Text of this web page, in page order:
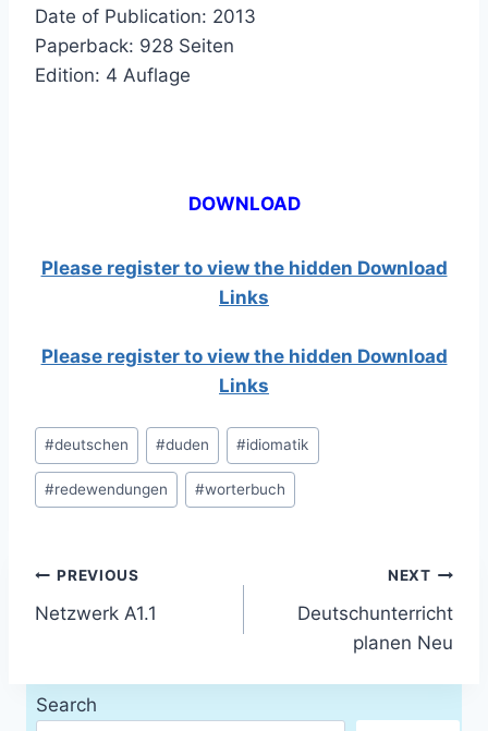
Date of Publication: 2013
Paperback: 928 Seiten
Edition: 4 Auflage
DOWNLOAD
Please register to view the hidden Download
Links
Please register to view the hidden Download
Links
Post
Tags:
#deutschen #duden #idiomatik
#redewendungen #worterbuch
Post
navigation
PREVIOUS
Netzwerk A1.1
NEXT
Deutschunterricht
planen Neu
Search